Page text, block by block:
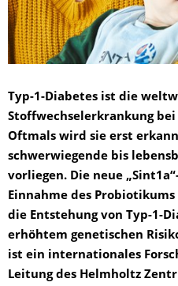
Typ-1-Diabetes ist die
Stoffwechselerkrankung
Oftmals wird sie erst
schwerwiegende bis
vorliegen. Die neue
Einnahme des Probiotikums
die Entstehung von Typ-1-
erhöhtem genetischen
ist ein internationales
Leitung des Helmholtz